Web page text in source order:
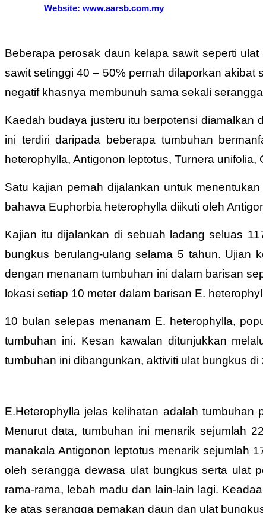
Website: www.aarsb.com.my
Beberapa perosak daun kelapa sawit seperti
sawit setinggi 40 – 50% pernah dilaporkan
negatif khasnya membunuh sama sekali
Kaedah budaya justeru itu berpotensi diamalkan
ini terdiri daripada beberapa tumbuhan
heterophylla, Antigonon leptotus, Turnera
Satu kajian pernah dijalankan untuk
bahawa Euphorbia heterophylla diikuti oleh
Kajian itu dijalankan di sebuah ladang seluas
bungkus berulang-ulang selama 5 tahun. Ujian
dengan menanam tumbuhan ini dalam barisan
lokasi setiap 10 meter dalam barisan E.
10 bulan selepas menanam E. heterophylla,
tumbuhan ini. Kesan kawalan ditunjukkan
tumbuhan ini dibangunkan, aktiviti ulat bungkus
E.Heterophylla jelas kelihatan adalah
Menurut data, tumbuhan ini menarik sejumlah
manakala Antigonon leptotus menarik sejumlah
oleh serangga dewasa ulat bungkus serta ulat
rama-rama, lebah madu dan lain-lain lagi.
ke atas serangga pemakan daun dan ulat